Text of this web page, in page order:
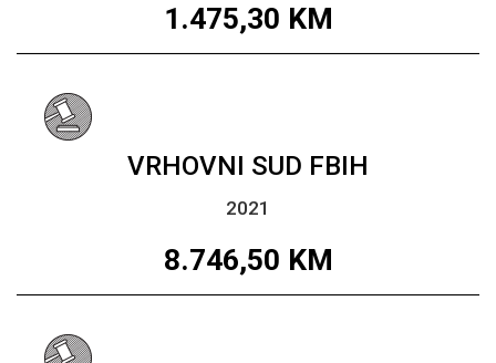
1.475,30 KM
VRHOVNI SUD FBIH
2021
8.746,50 KM